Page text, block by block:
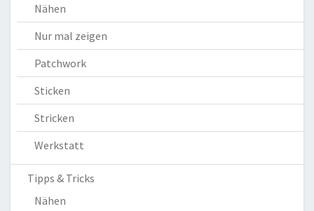
Nähen
Nur mal zeigen
Patchwork
Sticken
Stricken
Werkstatt
Tipps & Tricks
Nähen